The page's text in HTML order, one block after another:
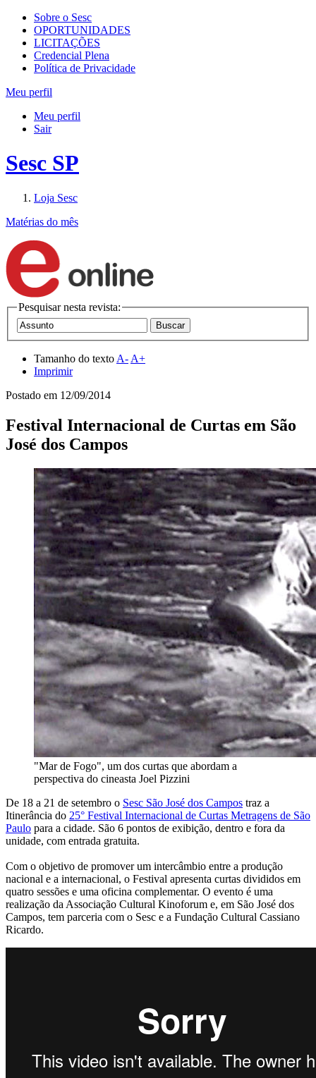
Sobre o Sesc
OPORTUNIDADES
LICITAÇÕES
Credencial Plena
Política de Privacidade
Meu perfil
Meu perfil
Sair
Sesc SP
Loja Sesc
Matérias do mês
Pesquisar nesta revista:
Tamanho do texto A- A+
Imprimir
Postado em 12/09/2014
Festival Internacional de Curtas em São
José dos Campos
"Mar de Fogo", um dos curtas que abordam a
perspectiva do cineasta Joel Pizzini
De 18 a 21 de setembro o Sesc São José dos Campos traz a
Itinerância do 25° Festival Internacional de Curtas Metragens de São
Paulo para a cidade. São 6 pontos de exibição, dentro e fora da
unidade, com entrada gratuita.
Com o objetivo de promover um intercâmbio entre a produção
nacional e a internacional, o Festival apresenta curtas divididos em
quatro sessões e uma oficina complementar. O evento é uma
realização da Associação Cultural Kinoforum e, em São José dos
Campos, tem parceria com o Sesc e a Fundação Cultural Cassiano
Ricardo.